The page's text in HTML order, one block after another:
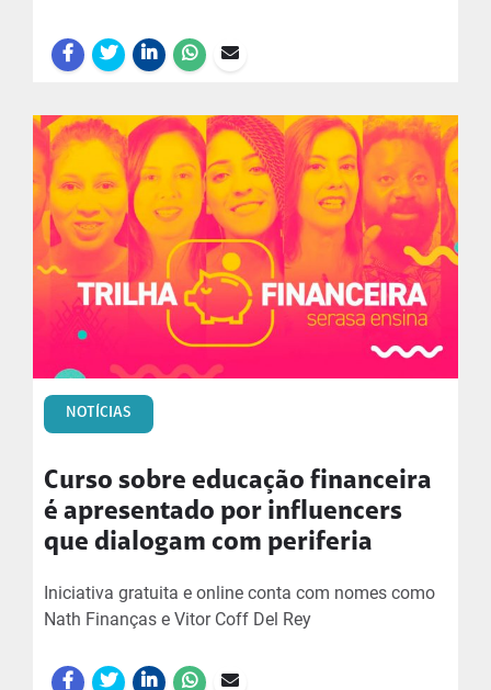
NOTÍCIAS
Curso sobre educação financeira
é apresentado por influencers
que dialogam com periferia
Iniciativa gratuita e online conta com nomes como
Nath Finanças e Vitor Coff Del Rey